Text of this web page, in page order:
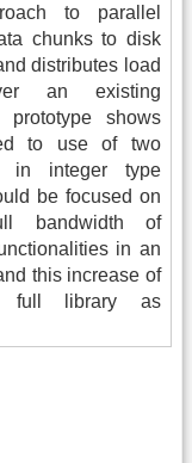
to parallel
chunks to disk
distributes load
an existing
prototype shows
to use of two
in integer type
be focused on
bandwidth of
in an
this increase of
full library as